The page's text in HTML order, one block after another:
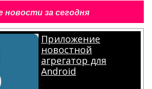
новости за сегодня
Приложение
новостной
агрегатор для
Android
.